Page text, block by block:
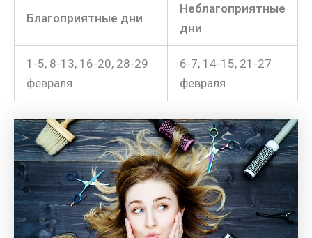
Благоприятные дни
Неблагоприятные
дни
1-5, 8-13, 16-20, 28-29
февраля
6-7, 14-15, 21-27
февраля